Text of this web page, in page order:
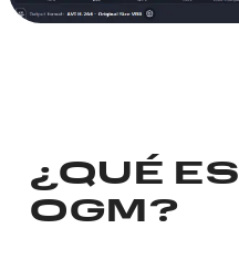
¿QUÉ ES
OGM?